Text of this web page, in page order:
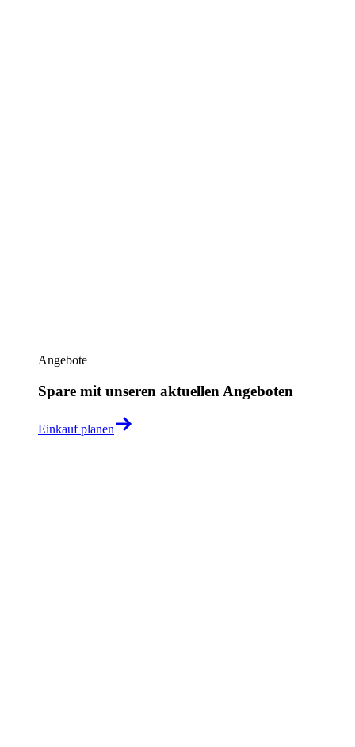
Angebote
Spare mit unseren aktuellen Angeboten
Einkauf planen